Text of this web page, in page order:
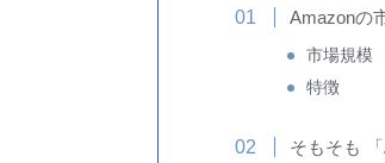
Amazonの
市場規模
特徴
そもそも